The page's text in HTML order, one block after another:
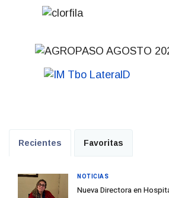
Recientes Favoritas
Nueva Directora en
NOTICIAS